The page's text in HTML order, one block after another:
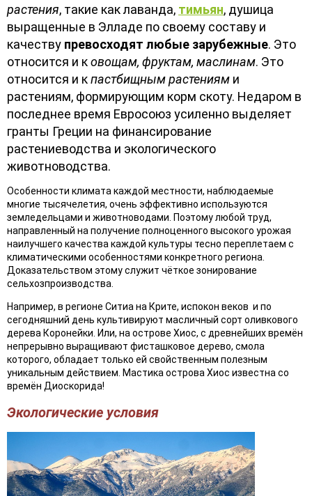
растения, такие как лаванда, тимьян, душица
выращенные в Элладе по своему составу и
качеству превосходят любые зарубежные. Это
относится и ковощам, фруктам, маслинам. Это
относится и кпастбищным растениям и
растениям, формирующим корм скоту. Недаром в
последнее время Евросоюз усиленно выделяет
гранты Греции на финансирование
растениеводства и экологического
животноводства.
Особенности климата каждой местности, наблюдаемые
многие тысячелетия, очень эффективно используются
земледельцами и животноводами. Поэтому любой труд,
направленный на получение полноценного высокого урожая
наилучшего качества каждой культуры тесно переплетаем с
климатическими особенностями конкретного региона.
Доказательством этому служит чёткое зонирование
сельхозпроизводства.
Например, в регионе Ситиа на Крите, испокон веков и по
сегодняшний день культивируют масличный сорт оливкового
дерева Коронейки. Или, на острове Хиос, с древнейших времён
непрерывно выращивают фисташковое дерево, смола
которого, обладает только ей свойственным полезным
уникальным действием. Мастика острова Хиос известна со
времён Диоскорида!
Экологические условия